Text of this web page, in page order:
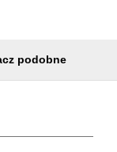
podobne